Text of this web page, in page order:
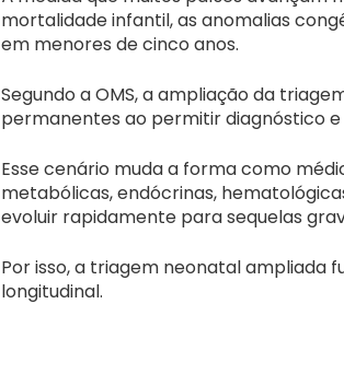
mortalidade infantil, as anomalias
em menores de cinco anos.
Segundo a OMS, a ampliação da
permanentes ao permitir diagnóstico
Esse cenário muda a forma como
metabólicas, endócrinas,
evoluir rapidamente para sequelas
Por isso, a triagem neonatal ampliada
longitudinal.